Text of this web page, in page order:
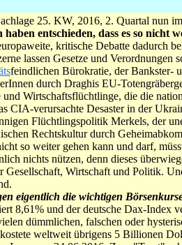
25. KW, 2016, 2. Quartal nun
entschieden, dass es so nicht
kritische Debatte dadurch
lassen Gesetze und
feindlichen Bürokratie, der Bankster-
durch Draghis EU-
Wirtschaftsflüchtlinge, die die
CIA-verursachte Desaster in der
Flüchtlingspolitik Merkels, der
Rechtskultur durch
so weiter gehen kann und darf,
nichts nützen, denn dieses
Gesellschaft, Wirtschaft und Politik.
eigentlich die wichtigen
8,61% und der deutsche Dax-Index
dümmlichen, falschen oder
weltweit übrigens 5 Billionen